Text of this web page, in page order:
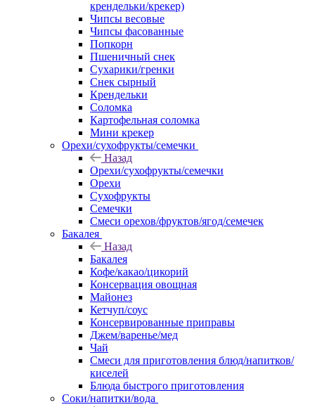
крендельки/крекер)
Чипсы весовые
Чипсы фасованные
Попкорн
Пшеничный снек
Сухарики/гренки
Снек сырный
Крендельки
Соломка
Картофельная соломка
Мини крекер
Орехи/сухофрукты/семечки
Назад
Орехи/сухофрукты/семечки
Орехи
Сухофрукты
Семечки
Смеси орехов/фруктов/ягод/семечек
Бакалея
Назад
Бакалея
Кофе/какао/цикорий
Консервация овощная
Майонез
Кетчуп/соус
Консервированные приправы
Джем/варенье/мед
Чай
Смеси для приготовления блюд/напитков/
киселей
Блюда быстрого приготовления
Соки/напитки/вода